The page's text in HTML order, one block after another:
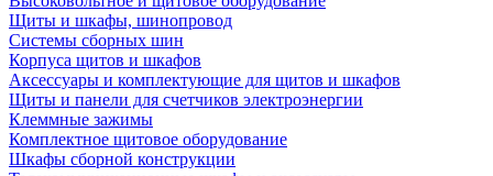
Щиты и шкафы, шинопровод
Системы сборных шин
Корпуса щитов и шкафов
Аксессуары и комплектующие для щитов и шкафов
Щиты и панели для счетчиков электроэнергии
Клеммные зажимы
Комплектное щитовое оборудование
Шкафы сборной конструкции